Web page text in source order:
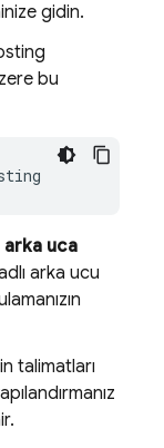
gidin.
bu
uca
arka ucu
talimatları